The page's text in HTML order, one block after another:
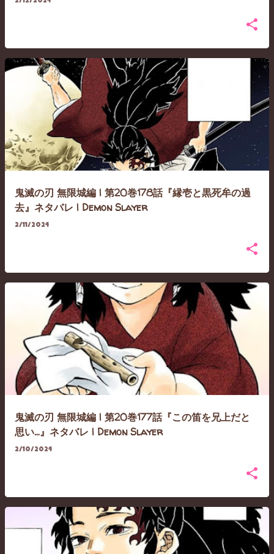
鬼滅の刃 無限城編 | 第20巻178話『縁壱と黒死牟の過
去』ネタバレ | Demon Slayer
2/11/2024
鬼滅の刃 無限城編 | 第20巻177話『この笛を兄上だと
思い…』ネタバレ | Demon Slayer
2/10/2024